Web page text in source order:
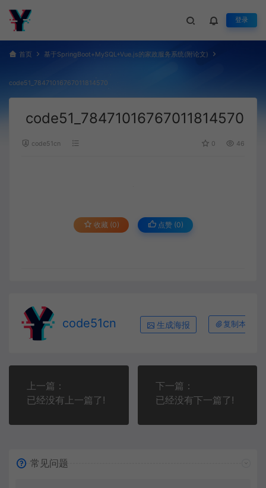
登录
首页 基于SpringBoot+MySQL+Vue.js的家政服务系统(附论文)
code51_78471016767011814570
code51_78471016767011814570
code51cn 0 46
收藏 (0) 点赞 (0)
code51cn 生成海报 复制本文链
上一篇：
已经没有上一篇了!
下一篇：
已经没有下一篇了!
常见问题